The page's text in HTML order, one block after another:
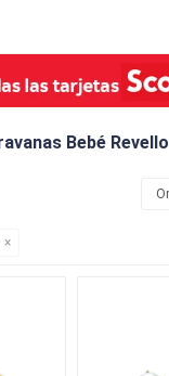
Bebé Revello